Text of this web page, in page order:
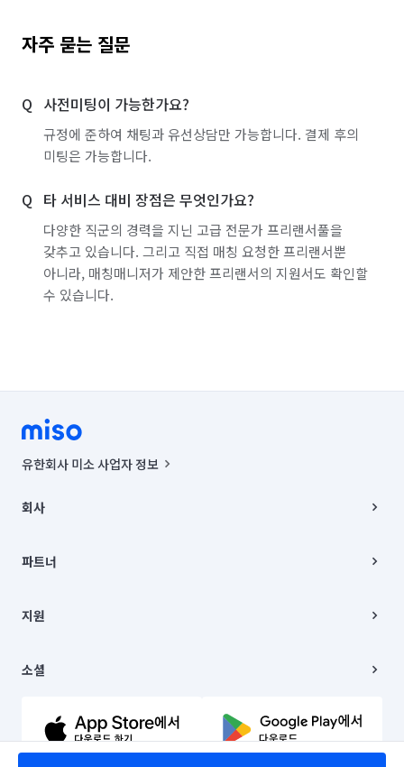
자주 묻는 질문
사전미팅이 가능한가요?
규정에 준하여 채팅과 유선상담만 가능합니다. 결제 후의
미팅은 가능합니다.
타 서비스 대비 장점은 무엇인가요?
다양한 직군의 경력을 지닌 고급 전문가 프리랜서풀을
갖추고 있습니다. 그리고 직접 매칭 요청한 프리랜서뿐
아니라, 매칭매니저가 제안한 프리랜서의 지원서도 확인할
수 있습니다.
유한회사 미소 사업자 정보
00019 |
주소 | 본사: 서울특별시 종로구 율곡로 6(중학동, 트윈트리빌딩) B동 5층
컨택센터 : 서울특별시 종로구 수송동 율곡로 24, 7층, 8층 미소
상품, 상품정보, 거래에 관한 의무와 책임은 거래당사자에게 있습니다.
언론 보도 관련 문의:
© 유한회사 미소. Miso, Inc. All Rights Reserved.
회사
채용
파트너
이사
지원
이용약관
문의하기
소셜
유튜브